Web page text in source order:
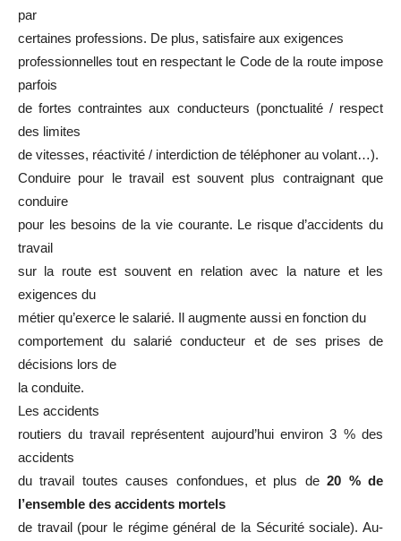
par
certaines professions. De plus, satisfaire aux exigences
professionnelles tout en respectant le Code de la route impose
parfois
de fortes contraintes aux conducteurs (ponctualité / respect
des limites
de vitesses, réactivité / interdiction de téléphoner au volant…).
Conduire pour le travail est souvent plus contraignant que
conduire
pour les besoins de la vie courante. Le risque d’accidents du
travail
sur la route est souvent en relation avec la nature et les
exigences du
métier qu’exerce le salarié. Il augmente aussi en fonction du
comportement du salarié conducteur et de ses prises de
décisions lors de
la conduite.
Les accidents
routiers du travail représentent aujourd’hui environ 3 % des
accidents
du travail toutes causes confondues, et plus de20 % de
l’ensemble des accidents mortels
de travail (pour le régime général de la Sécurité sociale). Au-